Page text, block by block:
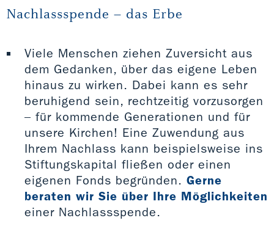
Nachlassspende – das Erbe
Viele Menschen ziehen Zuversicht aus
dem Gedanken, über das eigene Leben
hinaus zu wirken. Dabei kann es sehr
beruhigend sein, rechtzeitig vorzusorgen
– für kommende Generationen und für
unsere Kirchen! Eine Zuwendung aus
Ihrem Nachlass kann beispielsweise ins
Stiftungskapital fließen oder einen
eigenen Fonds begründen. Gerne
beraten wir Sie über Ihre Möglichkeiten
einer Nachlassspende.